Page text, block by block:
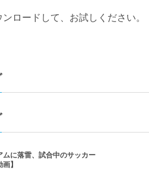
ロードして、お試しください。
ムに落雷、試合中のサッカー
】